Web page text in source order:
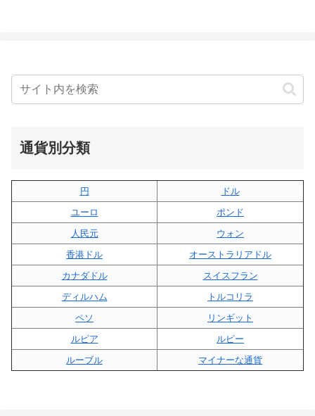
通貨別分類
円
ドル
ユーロ
ポンド
人民元
ウォン
香港ドル
オーストラリアドル
カナダドル
スイスフラン
ディルハム
トルコリラ
ペソ
リンギット
ルピア
ルピー
ルーブル
マイナーな通貨